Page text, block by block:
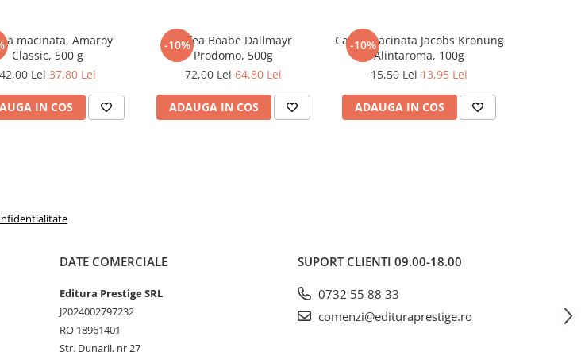
macinata, Amaroy
Classic, 500 g
42,00 Lei37,80 Lei
IN COS
-10%
Cafea Boabe Dallmayr
Prodomo, 500g
72,00 Lei64,80 Lei
ADAUGA IN COS
-10%
Cafea macinata Jacobs Kronung
Alintaroma, 100g
15,50 Lei13,95 Lei
ADAUGA IN COS
DATE COMERCIALE
Editura Prestige SRL
J2024002797232
RO 18961401
Str. Dunarii, nr 27
SUPORT CLIENTI 09.00-18.00
0732 55 88 33
comenzi@edituraprestige.ro